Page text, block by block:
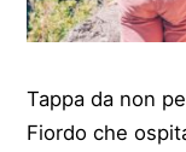
Tappa da non
Fiordo che